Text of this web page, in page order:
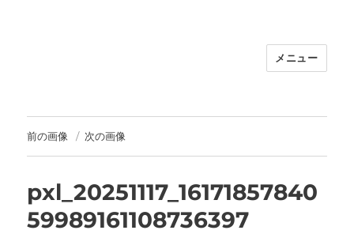
福岡｜天神/今泉/薬院の美容室｜moi
30代からの大人の本気ケアサロン｜オ
フィシャルサイト｜福岡天神エリアで
早朝7時から深夜24時まで営業｜天然
100％ハナヘナ｜湯シャン｜
メニュー
前の画像 次の画像
pxl_20251117_16171857840
59989161108736397